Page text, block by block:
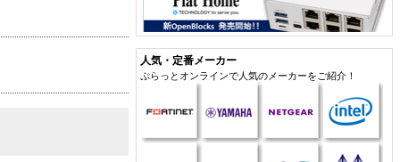
人気・定番メーカー
ぷらっとオンラインで人気のメーカーをご紹介！